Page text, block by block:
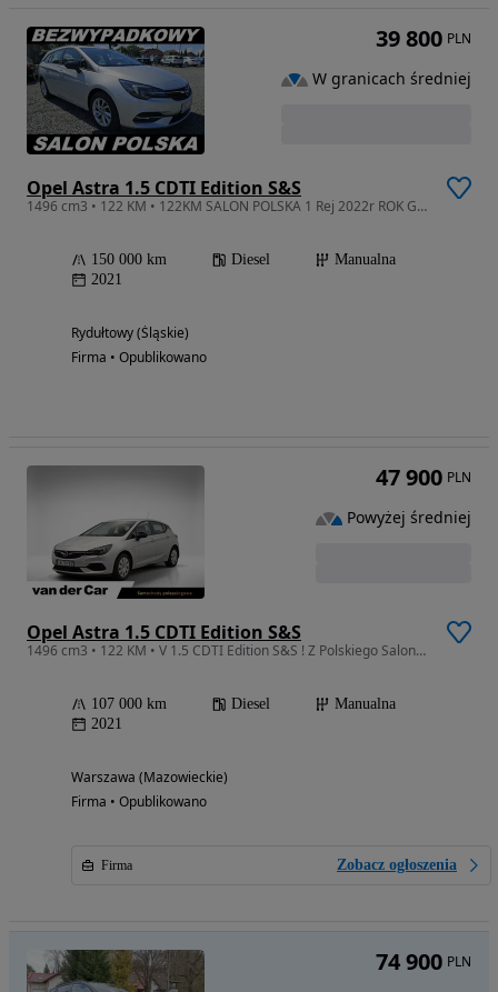
Opel Astra 1.5 CDTI Edition S&S
1496 cm3 • 122 KM • 122KM SALON POLSKA 1 Rej 2022r ROK GWARANCJI Serwisowany
150 000 km Diesel
Manualna
2021
Rydułtowy (Śląskie)
Firma • Opublikowano
39 800 PLN
W granicach średniej
Opel Astra 1.5 CDTI Edition S&S
1496 cm3 • 122 KM • V 1.5 CDTI Edition S&S ! Z Polskiego Salonu ! Faktura VAT !
107 000 km Diesel
Manualna
2021
Warszawa (Mazowieckie)
Firma • Opublikowano
Firma Zobacz ogłoszenia
47 900 PLN
Powyżej średniej
74 900 PLN